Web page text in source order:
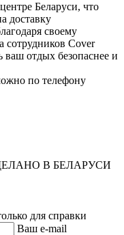
Беларуси, что
доставку
своему
сотрудников Cover
ваш отдых безопаснее и
по телефону
В БЕЛАРУСИ
для справки
Ваш e-mail